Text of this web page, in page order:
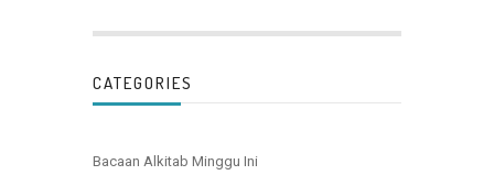
CATEGORIES
Bacaan Alkitab Minggu Ini